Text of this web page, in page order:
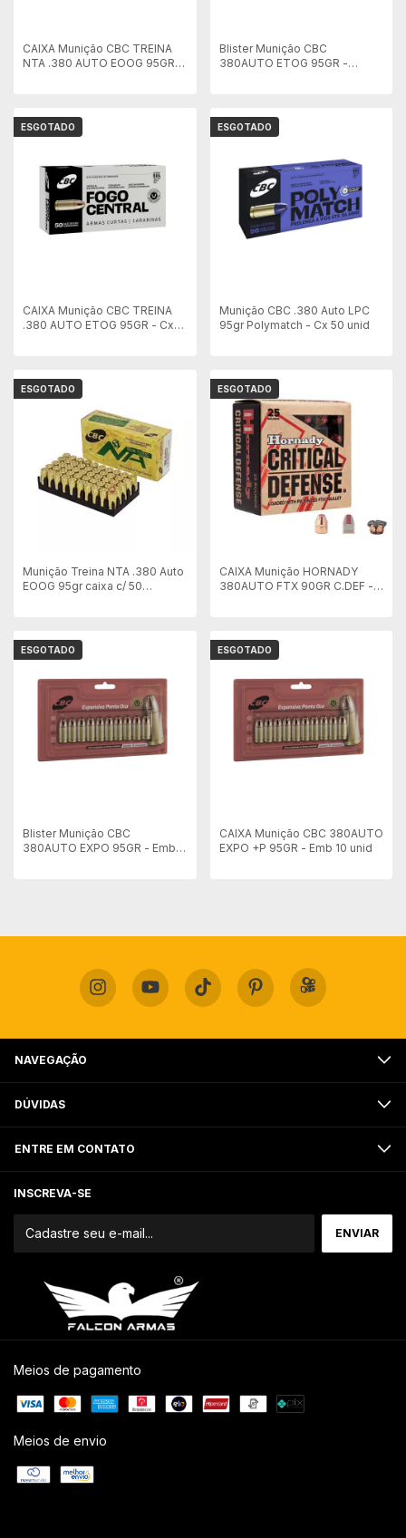
CAIXA Munição CBC TREINA
NTA .380 AUTO EOOG 95GR -
Blister Munição CBC
380AUTO ETOG 95GR -
ESGOTADO
CAIXA Munição CBC TREINA
.380 AUTO ETOG 95GR - Cx
ESGOTADO
Munição CBC .380 Auto LPC
95gr Polymatch - Cx 50 unid
ESGOTADO
Munição Treina NTA .380 Auto
EOOG 95gr caixa c/ 50
ESGOTADO
CAIXA Munição HORNADY
380AUTO FTX 90GR C.DEF -
ESGOTADO
Blister Munição CBC
380AUTO EXPO 95GR - Embal
ESGOTADO
CAIXA Munição CBC 380AUTO
EXPO +P 95GR - Emb 10 unid
NAVEGAÇÃO
DÚVIDAS
ENTRE EM CONTATO
INSCREVA-SE
Meios de pagamento
Meios de envio